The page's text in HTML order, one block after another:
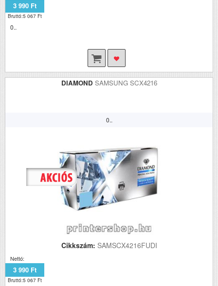
3 990 Ft
Bruttó:5 067 Ft
0..
DIAMOND SAMSUNG SCX4216
0..
Cikkszám: SAMSCX4216FUDI
Nettó:
3 990 Ft
Bruttó:5 067 Ft